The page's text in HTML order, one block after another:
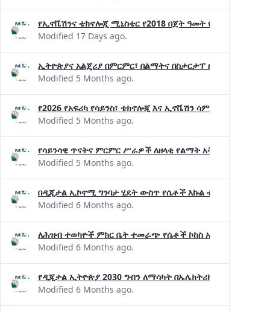
የኢኖቬሽንና ቴክኖሎጂ ሚኒስቴር የ2018 በጀት ዓመት የዕቅድ
Modified 17 Days ago.
ኢትዮጵያና አልጄሪያ በምርምር፣ በልማትና በስታርታፕ ዘርፎች በጋራ
Modified 5 Months ago.
የ2026 የአፍሪካ የሳይንስ፣ ቴክኖሎጂ እና ኢኖቬሽን ሳምንት በታላቅ
Modified 5 Months ago.
የሳይንሳዊ ጥናትና ምርምር ሥራዎች ለዘላቂ የልማት አቅጣጫ መፍትሔ
Modified 5 Months ago.
በዲጂታል ኢኮኖሚ ግንባታ ሂደት ውስጥ የሴቶች እኩል ተጠቃሚነትን
Modified 6 Months ago.
ለሕዝብ ተወካዮች ምክር ቤት ተመራጭ የሴቶች ኮከስ አባላት በዲጂታል
Modified 6 Months ago.
የዲጂታል ኢትዮጵያ 2030 ግብን ለማሳካት በኤሌክትሪክ ኃይል
Modified 6 Months ago.